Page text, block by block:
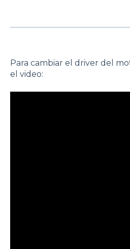
Para cambiar el driver del
el video: